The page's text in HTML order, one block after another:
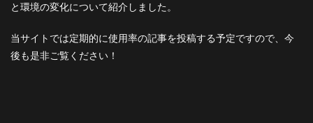
と環境の変化について紹介しました。
当サイトでは定期的に使用率の記事を投稿する予定ですので、今
後も是非ご覧ください！